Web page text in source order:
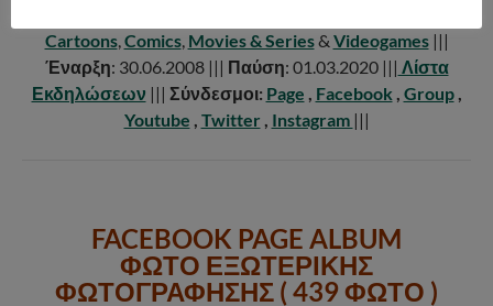
Cartoons,Comics, Movies & Series& Videogames|||
Έναρξη: 30.06.2008 ||| Παύση: 01.03.2020 ||| Λίστα
Εκδηλώσεων ||| Σύνδεσμοι: Page , Facebook , Group,
Youtube , Twitter , Instagram |||
FACEBOOK PAGE ALBUM
ΦΩΤΟ ΕΞΩΤΕΡΙΚΗΣ
ΦΩΤΟΓΡΑΦΗΣΗΣ ( 439 ΦΩΤΟ )